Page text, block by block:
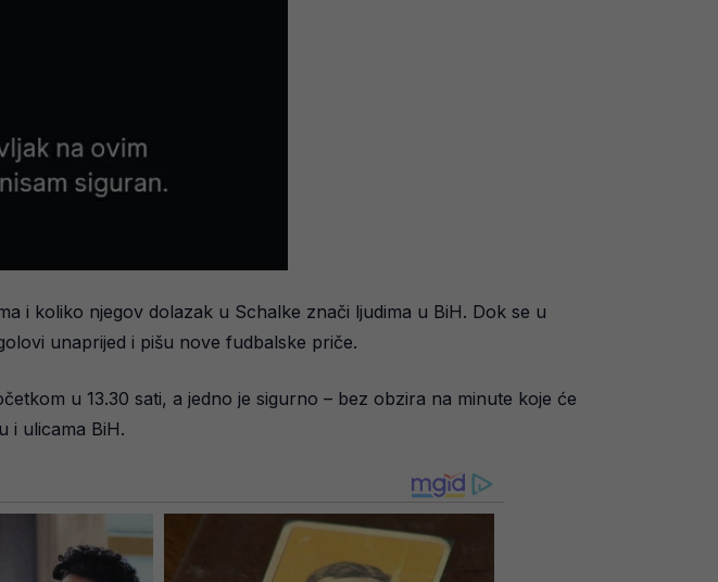
i koliko njegov dolazak u Schalke znači ljudima u BiH. Dok se u
unaprijed i pišu nove fudbalske priče.
u 13.30 sati, a jedno je sigurno – bez obzira na minute koje će
i ulicama BiH.